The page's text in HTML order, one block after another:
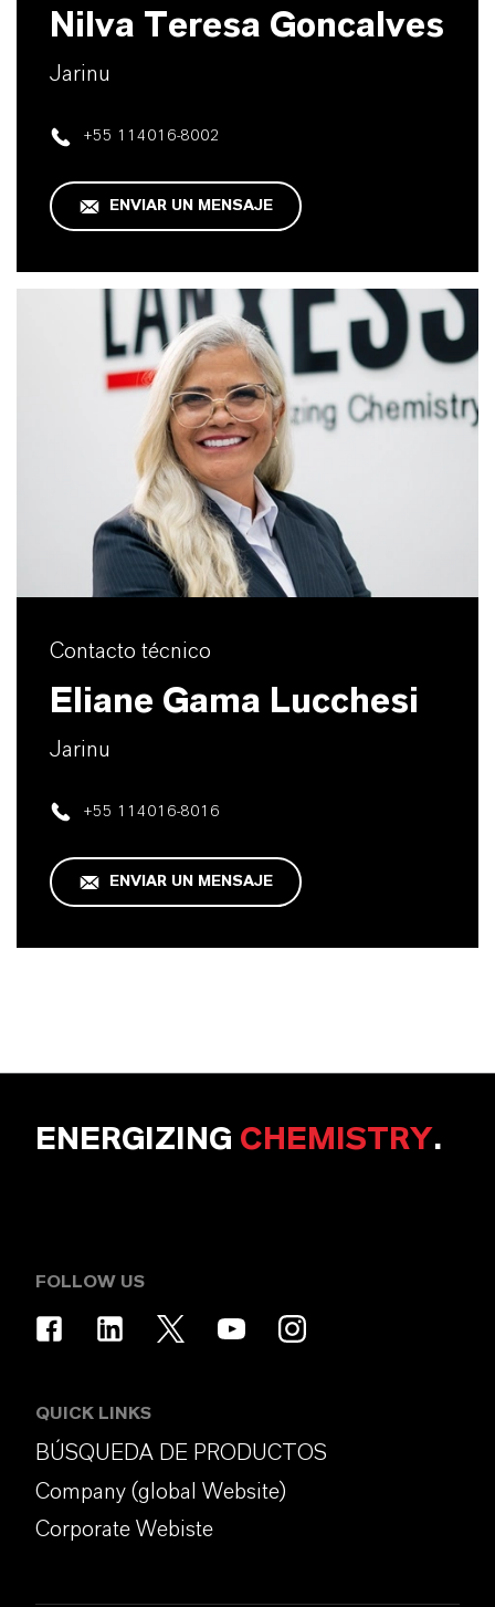
Nilva Teresa Goncalves
Jarinu
+55 114016-8002
ENVIAR UN MENSAJE
Contacto técnico
Eliane Gama Lucchesi
Jarinu
+55 114016-8016
ENVIAR UN MENSAJE
ENERGIZING CHEMISTRY.
FOLLOW US
QUICK LINKS
BÚSQUEDA DE PRODUCTOS
Company (global Website)
Corporate Webiste